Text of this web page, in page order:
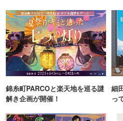
錦糸町PARCOと楽天地を巡る謎
解き企画が開催！
細
っ